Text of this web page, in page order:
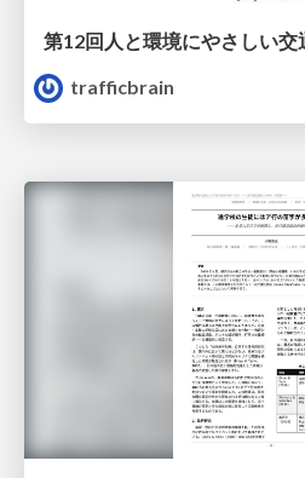
trafficbrain